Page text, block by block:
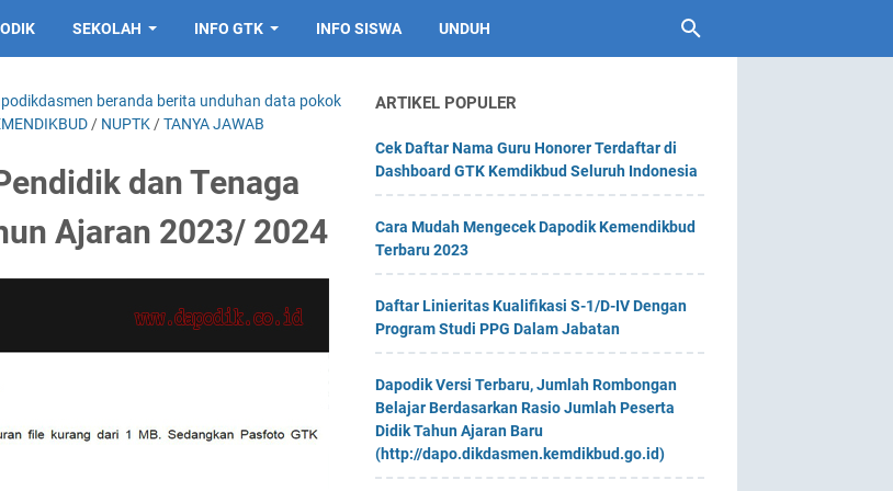
SEKOLAH INFO GTK INFO SISWA UNDUH
beranda berita unduhan data pokok
/ NUPTK /TANYA JAWAB
dan Tenaga
Ajaran 2023/ 2024
ARTIKEL POPULER
Cek Daftar Nama Guru Honorer Terdaftar di
Dashboard GTK Kemdikbud Seluruh Indonesia
Cara Mudah Mengecek Dapodik Kemendikbud
Terbaru 2023
Daftar Linieritas Kualifikasi S-1/D-IV Dengan
Program Studi PPG Dalam Jabatan
Dapodik Versi Terbaru, Jumlah Rombongan
Belajar Berdasarkan Rasio Jumlah Peserta
Didik Tahun Ajaran Baru
(http://dapo.dikdasmen.kemdikbud.go.id)